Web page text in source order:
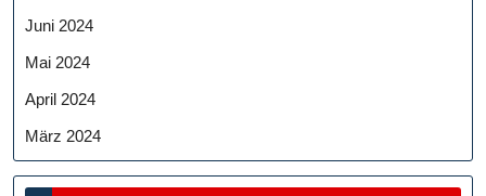
Juni 2024
Mai 2024
April 2024
März 2024